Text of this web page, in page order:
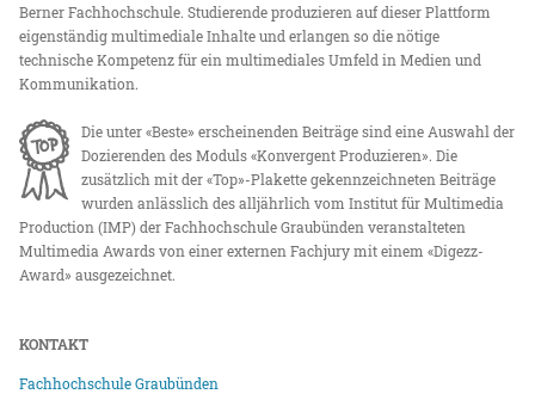
Berner Fachhochschule. Studierende produzieren auf dieser Plattform
eigenständig multimediale Inhalte und erlangen so die nötige
technische Kompetenz für ein multimediales Umfeld in Medien und
Kommunikation.
Die unter «Beste» erscheinenden Beiträge sind eine Auswahl der
Dozierenden des Moduls «Konvergent Produzieren». Die
zusätzlich mit der «Top»-Plakette gekennzeichneten Beiträge
wurden anlässlich des alljährlich vom Institut für Multimedia
Production (IMP) der Fachhochschule Graubünden veranstalteten
Multimedia Awards von einer externen Fachjury mit einem «Digezz-
Award» ausgezeichnet.
KONTAKT
Fachhochschule Graubünden